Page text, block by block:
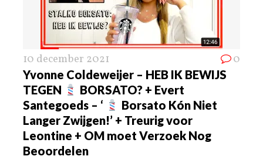
10 december 2021 0
Yvonne Coldeweijer – HEB IK BEWIJS
TEGEN
BORSATO? + Evert
Santegoeds – ‘
Borsato Kón Niet
Langer Zwijgen!’ + Treurig voor
Leontine + OM moet Verzoek Nog
Beoordelen